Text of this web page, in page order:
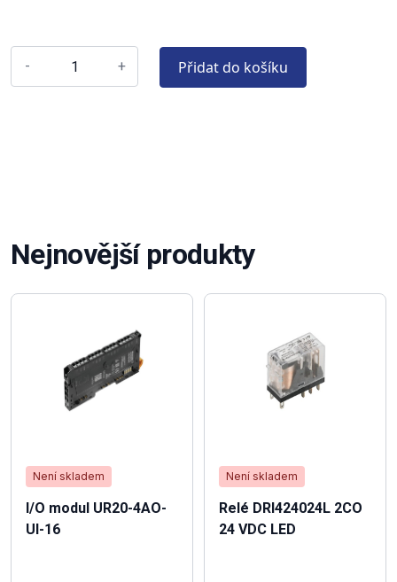
- + Přidat do košíku
Nejnovější produkty
Není skladem
I/O modul UR20-4AO-
UI-16
Není skladem
Relé DRI424024L 2CO
24 VDC LED